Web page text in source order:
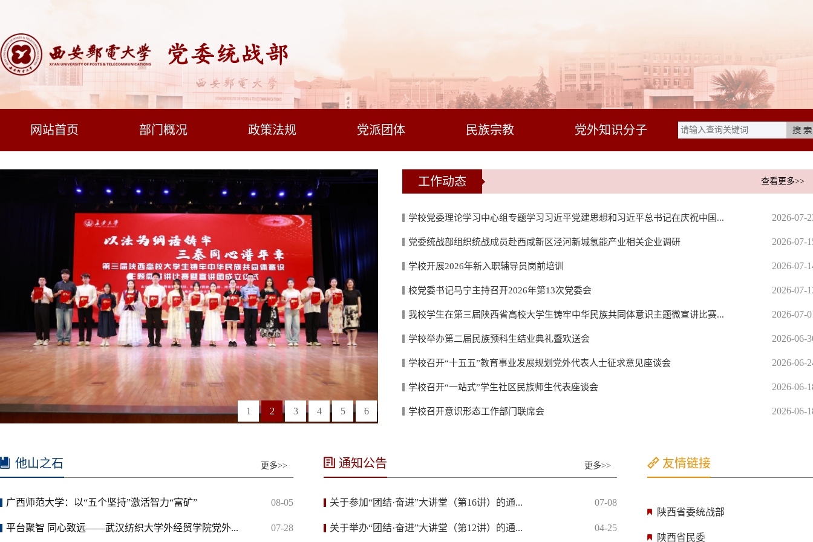
网站首页 部门概况 政策法规 党派团体 民族宗教 党外知识分子
1 2 3 4 5 6
工作动态 查看更多>>
学校党委理论学习中心组专题学习习近平党建思想和习近平总书记在庆祝中国... 2026-07-
党委统战部组织统战成员赴西咸新区泾河新城氢能产业相关企业调研 2026-07-
学校开展2026年新入职辅导员岗前培训 2026-07-
校党委书记马宁主持召开2026年第13次党委会 2026-07-
我校学生在第三届陕西省高校大学生铸牢中华民族共同体意识主题微宣讲比赛... 2026-07-
学校举办第二届民族预科生结业典礼暨欢送会 2026-06-
学校召开“十五五”教育事业发展规划党外代表人士征求意见座谈会 2026-06-
学校召开“一站式”学生社区民族师生代表座谈会 2026-06-
学校召开意识形态工作部门联席会 2026-06-
他山之石 更多>>
08-05
广西师范大学：以“五个坚持”激活智力“富矿”
07-28
平台聚智 同心致远——武汉纺织大学外经贸学院党外...
通知公告 更多>>
关于参加“团结·奋进”大讲堂（第16讲）的通... 07-08
关于举办“团结·奋进”大讲堂（第12讲）的通... 04-25
友情链接
中央统战部
陕西省委统战部
陕西省民委